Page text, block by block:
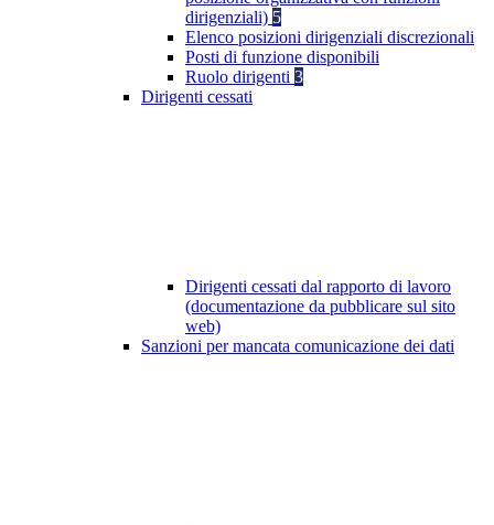
dirigenziali) 5
Elenco posizioni dirigenziali discrezionali
Posti di funzione disponibili
Ruolo dirigenti 3
Dirigenti cessati
Dirigenti cessati dal rapporto di lavoro
(documentazione da pubblicare sul sito
web)
Sanzioni per mancata comunicazione dei dati